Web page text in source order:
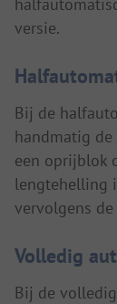
versie.
Bij de
handmatig
een oprijblok
lengtehelling
vervolgens
Volledig
Bij de